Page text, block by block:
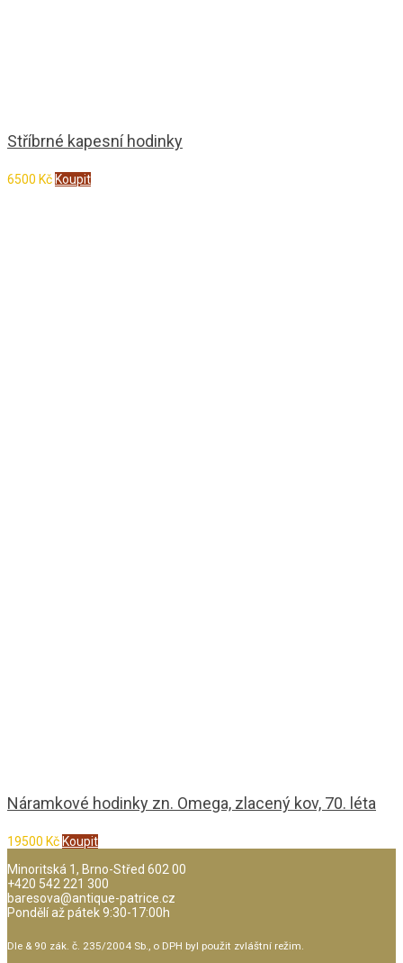
Stříbrné kapesní hodinky
6500 Kč Koupit
Náramkové hodinky zn. Omega, zlacený kov, 70. léta
19500 Kč Koupit
Minoritská 1, Brno-Střed 602 00
+420 542 221 300
baresova@antique-patrice.cz
Pondělí až pátek 9:30-17:00h
Dle & 90 zák. č. 235/2004 Sb., o DPH byl použit zvláštní režim.